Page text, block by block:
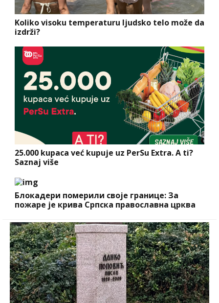
Koliko visoku temperaturu ljudsko telo može da
izdrži?
25.000 kupaca već kupuje uz PerSu Extra. A ti?
Saznaj više
Блокадери померили своје границе: За
пожаре је крива Српска православна црква